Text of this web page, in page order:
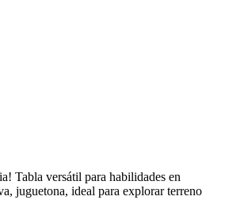
Tabla versátil para habilidades en
juguetona, ideal para explorar terreno